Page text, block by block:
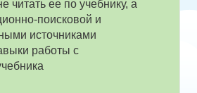
ее по учебнику, а
поисковой и
источниками
работы с